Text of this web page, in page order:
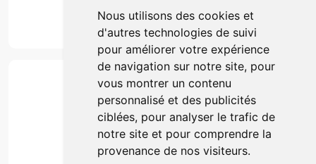
Nous utilisons des cookies et
d'autres technologies de suivi
pour améliorer votre expérience
de navigation sur notre site, pour
vous montrer un contenu
personnalisé et des publicités
ciblées, pour analyser le trafic de
notre site et pour comprendre la
provenance de nos visiteurs.
Suivez-nous
Paiement
Simple, rapide et 100% sécurisé
Retrait & Livriason